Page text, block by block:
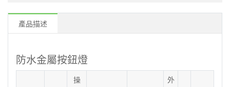
產品描述
防水金屬按鈕燈
操
外